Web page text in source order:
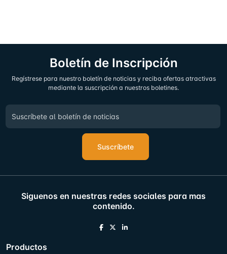
Boletín de Inscripción
Regístrese para nuestro boletín de noticias y reciba ofertas atractivas
mediante la suscripción a nuestros boletines.
Suscríbete
Siguenos en nuestras redes sociales para mas
contenido.
Productos